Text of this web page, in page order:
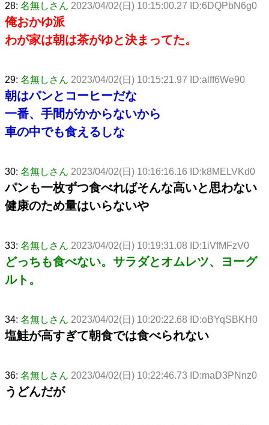
28: 名無しさん 2023/04/02(日) 10:15:00.27 ID:6DQPbN6g0
俺おかゆ派
わが家は朝は茶がゆと決まってた。
29: 名無しさん 2023/04/02(日) 10:15:21.97 ID:alff6We90
朝はパンとコーヒーだな
一番、手間がかからないから
車の中でも食えるしな
30: 名無しさん 2023/04/02(日) 10:16:16.16 ID:k8MELVKd0
パンも一枚ずつ食べればそんな高いと思わない
健康のため量はいらないや
33: 名無しさん 2023/04/02(日) 10:19:31.08 ID:1iVfMFzV0
どっちも食べない。サラダとオムレツ、ヨーグ
ルト。
34: 名無しさん 2023/04/02(日) 10:20:22.68 ID:oBYqSBKH0
塩鮭が高すぎて朝食では食べられない
36: 名無しさん 2023/04/02(日) 10:22:46.73 ID:maD3PNnz0
うどんだが